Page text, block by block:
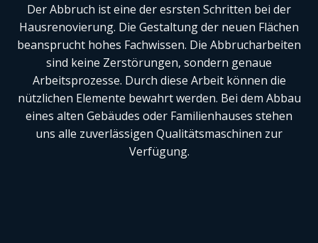
Der Abbruch ist eine der esrsten Schritten bei der
Hausrenovierung. Die Gestaltung der neuen Flächen
beansprucht hohes Fachwissen. Die Abbrucharbeiten
sind keine Zerstörungen, sondern genaue
Arbeitsprozesse. Durch diese Arbeit können die
nützlichen Elemente bewahrt werden. Bei dem Abbau
eines alten Gebäudes oder Familienhauses stehen
uns alle zuverlässigen Qualitätsmaschinen zur
Verfügung.